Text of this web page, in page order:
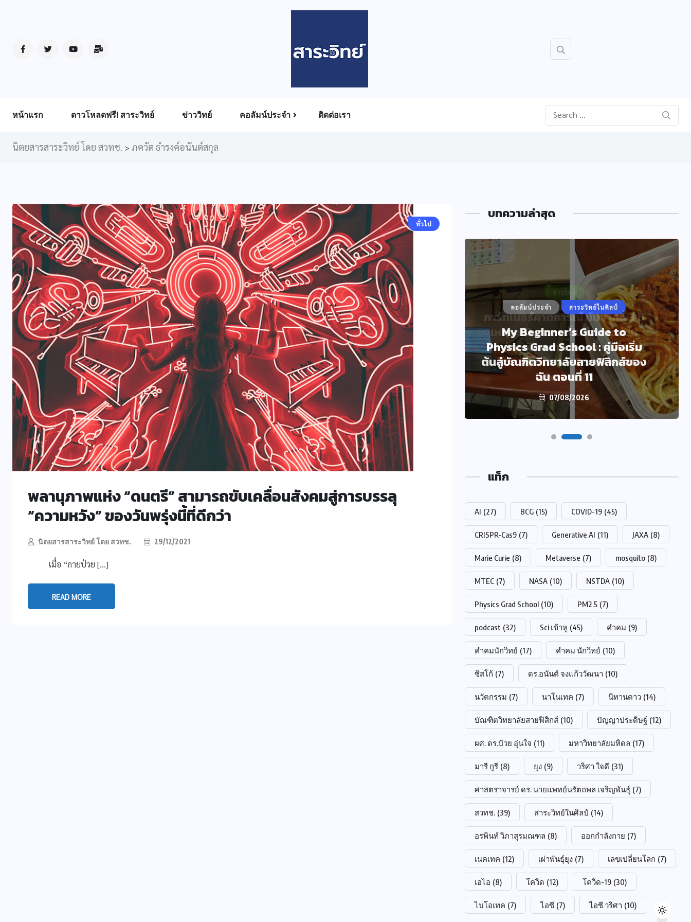
หน้าแรก ดาวโหลดฟรี! สาระวิทย์ ข่าววิทย์ คอลัมน์ประจำ ติดต่อเรา
นิตยสารสาระวิทย์ โดย สวทช. > ภควัต ธำรงค์อนันต์สกุล
ทั่วไป
พลานุภาพแห่ง “ดนตรี” สามารถขับเคลื่อนสังคมสู่การบรรลุ
“ความหวัง” ของวันพรุ่งนี้ที่ดีกว่า
นิตยสารสาระวิทย์ โดย สวทช. 29/12/2021
เมื่อ “กายป่วย […]
READ MORE
บทความล่าสุด
คอลัมน์ประจำ ร้อยพันวิทยา
กินดี (ลำไส้) ก็อยู่ดี ตอนที่ 2
07/08/2026
ข่าววิทย์
การ์ทเนอร์คาดการณ์ นับจากนี้ 3 ปี
เหตุละเมิดความเป็นส่วนตัวส่วน
ใหญ่ จะเกิดจากการคาดเดาที่สรุป
โดย AI หรือ AI-Generated
Inferences
07/08/2026
คอลัมน์ประจำ สาระวิทย์ในศิลป์
My Beginner’s Guide to
Physics Grad School : คู่มือเริ่ม
ต้นสู่บัณฑิตวิทยาลัยสายฟิสิกส์ของ
ฉัน ตอนที่ 11
07/08/2026
แท็ก
AI (27) BCG (15) COVID-19 (45)
CRISPR-Cas9 (7) Generative AI (11) JAXA (8)
Marie Curie (8) Metaverse (7) mosquito (8)
MTEC (7) NASA (10) NSTDA (10)
Physics Grad School (10) PM2.5 (7)
podcast (32) Sci เข้าหู (45) คำคม (9)
คำคมนักวิทย์ (17) คำคม นักวิทย์ (10)
ซิสโก้ (7) ดร.อนันต์ จงแก้ววัฒนา (10)
นวัตกรรม (7) นาโนเทค (7) นิทานดาว (14)
บัณฑิตวิทยาลัยสายฟิสิกส์ (10) ปัญญาประดิษฐ์ (12)
ผศ. ดร.ป๋วย อุ่นใจ (11) มหาวิทยาลัยมหิดล (17)
มารี กูรี (8) ยุง (9) วริศา ใจดี (31)
ศาสตราจารย์ ดร. นายแพทย์นรัตถพล เจริญพันธุ์ (7)
สวทช. (39) สาระวิทย์ในศิลป์ (14)
อรพินท์ วิภาสุรมณฑล (8) ออกกำลังกาย (7)
เนคเทค (12) เผ่าพันธุ์ยุง (7) เลขเปลี่ยนโลก (7)
เอไอ (8) โควิด (12) โควิด-19 (30)
ไบโอเทค (7) ไอซี (7) ไอซี วริศา (10)